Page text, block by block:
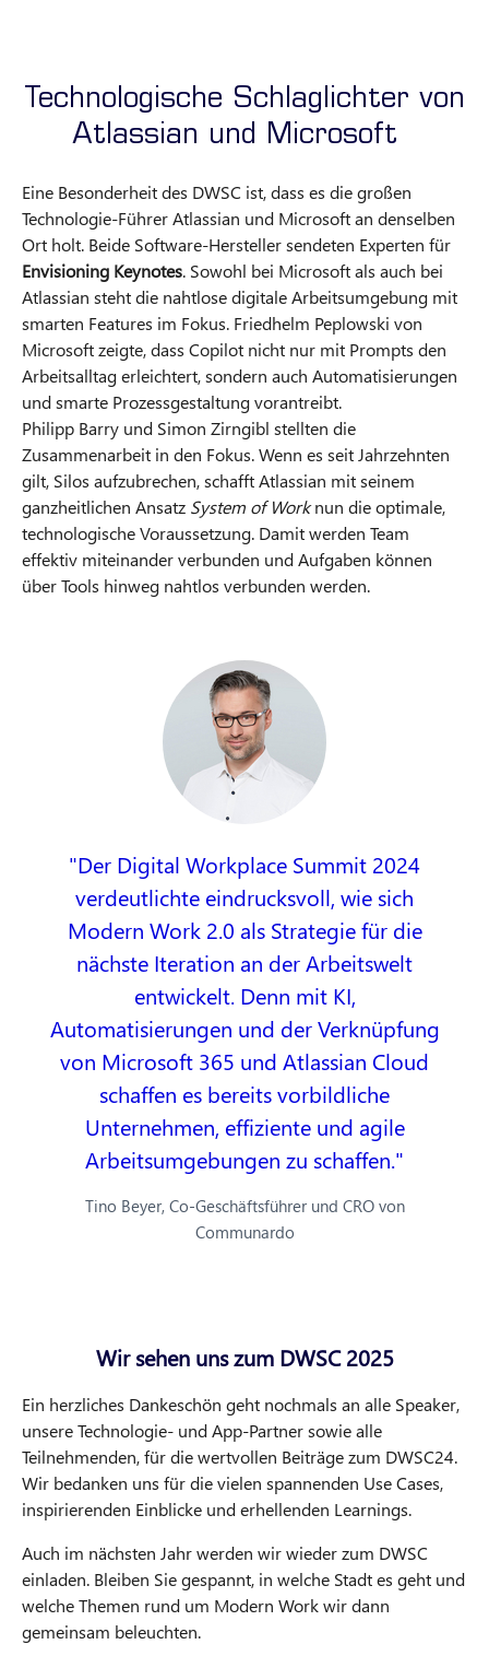
Technologische Schlaglichter von
Atlassian und Microsoft
Eine Besonderheit des DWSC ist, dass es die großen
Technologie-Führer Atlassian und Microsoft an denselben
Ort holt. Beide Software-Hersteller sendeten Experten für
Envisioning Keynotes. Sowohl bei Microsoft als auch bei
Atlassian steht die nahtlose digitale Arbeitsumgebung mit
smarten Features im Fokus. Friedhelm Peplowski von
Microsoft zeigte, dass Copilot nicht nur mit Prompts den
Arbeitsalltag erleichtert, sondern auch Automatisierungen
und smarte Prozessgestaltung vorantreibt.
Philipp Barry und Simon Zirngibl stellten die
Zusammenarbeit in den Fokus. Wenn es seit Jahrzehnten
gilt, Silos aufzubrechen, schafft Atlassian mit seinem
ganzheitlichen Ansatz System of Worknun die optimale,
technologische Voraussetzung. Damit werden Team
effektiv miteinander verbunden und Aufgaben können
über Tools hinweg nahtlos verbunden werden.
Der Digital Workplace Summit 2024
verdeutlichte eindrucksvoll, wie sich
Modern Work 2.0 als Strategie für die
nächste Iteration an der Arbeitswelt
entwickelt. Denn mit KI,
Automatisierungen und der Verknüpfung
von Microsoft 365 und Atlassian Cloud
schaffen es bereits vorbildliche
Unternehmen, effiziente und agile
Arbeitsumgebungen zu schaffen.
Tino Beyer, Co-Geschäftsführer und CRO von
Communardo
Wir sehen uns zum DWSC 2025
Ein herzliches Dankeschön geht nochmals an alle Speaker,
unsere Technologie- und App-Partner sowie alle
Teilnehmenden, für die wertvollen Beiträge zum DWSC24.
Wir bedanken uns für die vielen spannenden Use Cases,
inspirierenden Einblicke und erhellenden Learnings.
Auch im nächsten Jahr werden wir wieder zum DWSC
einladen. Bleiben Sie gespannt, in welche Stadt es geht und
welche Themen rund um Modern Work wir dann
gemeinsam beleuchten.